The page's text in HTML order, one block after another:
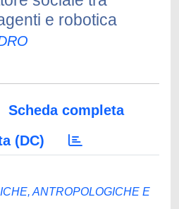
e robotica
Scheda completa
(DC)
ANTROPOLOGICHE E